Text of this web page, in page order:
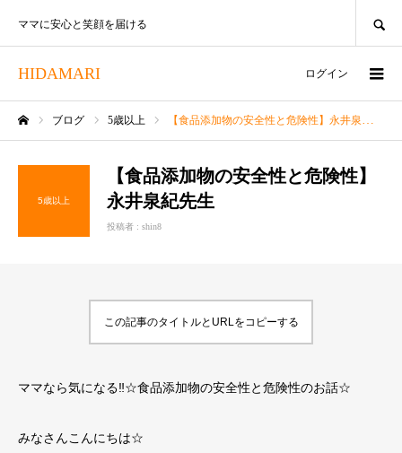
HIDAMARI
ママに安心と笑顔を届ける
ログイン
ブログ 5歳以上 【食品添加物の安全性と危険性】永井泉紀先生
5歳以上
【食品添加物の安全性と危険性】
永井泉紀先生
投稿者 : shin8
この記事のタイトルとURLをコピーする
ママなら気になる‼☆食品添加物の安全性と危険性のお話☆
みなさんこんにちは☆